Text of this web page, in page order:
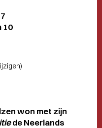
10
won met zijn
de Neerlands